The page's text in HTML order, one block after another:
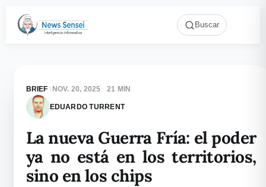
Buscar
BRIEF \ NOV. 20, 2025 · 21 MIN
EDUARDO TURRENT
La nueva Guerra Fría: el poder
ya no está en los territorios,
sino en los chips